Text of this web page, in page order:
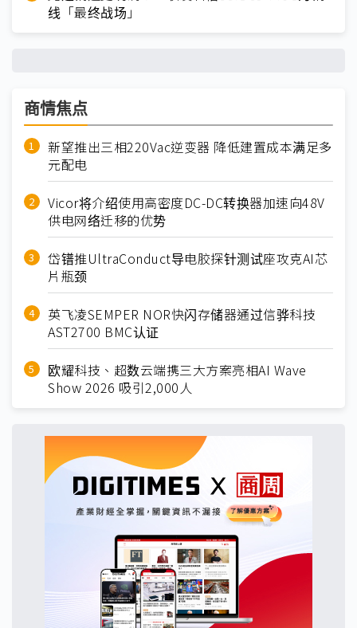
线「最终战场」
商情焦点
新望推出三相220Vac逆变器 降低建置成本满足多
元配电
Vicor将介绍使用高密度DC-DC转换器加速向48V
供电网络迁移的优势
岱镨推UltraConduct导电胶探针测试座攻克AI芯
片瓶颈
英飞凌SEMPER NOR快闪存储器通过信骅科技
AST2700 BMC认证
欧耀科技、超数云端携三大方案亮相AI Wave
Show 2026 吸引2,000人